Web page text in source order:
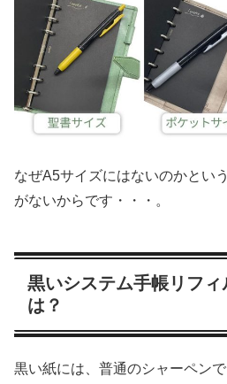
なぜA5サイズにはないのかとい
がないからです・・・。
黒いシステム手帳リフ
は？
黒い紙には、普通のシャーペン